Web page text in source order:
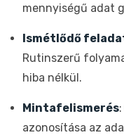
mennyiségű adat
Ismétlődő
Rutinszerű
hiba nélkül.
Mintafelismerés
azonosítása az